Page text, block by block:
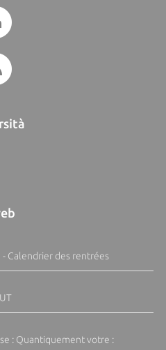
Calendrier des rentrées
: Quantiquement votre :